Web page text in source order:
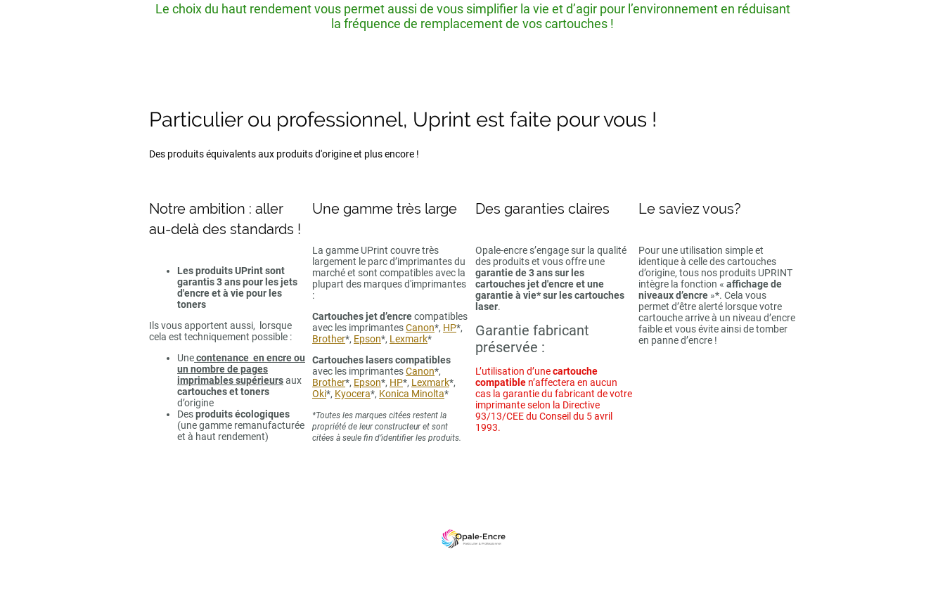
Le choix du haut rendement vous permet aussi de vous simplifier la vie et d’agir pour l’environnement en réduisant
la fréquence de remplacement de vos cartouches !
Particulier ou professionnel, Uprint est faite pour vous !
Des produits équivalents aux produits d'origine et plus encore !
Notre ambition : aller
au-delà des standards !
Les produits UPrint sont
garantis 3 ans pour les jets
d'encre et à vie pour les
toners
Ils vous apportent aussi, lorsque
cela est techniquement possible :
Unecontenance en encre ou
un nombre de pages
imprimables supérieursaux
cartouches et toners
d’origine
Desproduits écologiques
(une gamme remanufacturée
et à haut rendement)
Une gamme très large
La gamme UPrint couvre très
largement le parc d’imprimantes du
marché et sont compatibles avec la
plupart des marques d'imprimantes
:
Cartouches jet d’encrecompatibles
avec les imprimantesCanon*, HP*,
Brother*, Epson*, Lexmark*
Cartouches lasers compatibles
avec les imprimantesCanon*,
Brother*, Epson*, HP*, Lexmark*,
Oki*, Kyocera*, Konica Minolta*
*Toutes les marques citées restent la
propriété de leur constructeur et sont
citées à seule fin d’identifier les produits.
Des garanties claires
Opale-encre s’engage sur la qualité
des produits et vous offre une
garantie de 3 ans sur les
cartouches jet d'encre et une
garantie à vie* sur les cartouches
laser.
Garantie fabricant
préservée :
L’utilisation d’unecartouche
compatible n’affectera en aucun
cas la garantie du fabricant de votre
imprimante selon la Directive
93/13/CEE du Conseil du 5 avril
1993.
Le saviez vous?
Pour une utilisation simple et
identique à celle des cartouches
d’origine, tous nos produits UPRINT
intègre la fonction « affichage de
niveaux d’encre »*. Cela vous
permet d’être alerté lorsque votre
cartouche arrive à un niveau d’encre
faible et vous évite ainsi de tomber
en panne d’encre !